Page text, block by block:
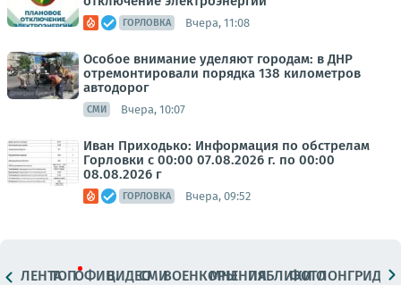
ГОРЛОВКА Вчера, 11:08
Особое внимание уделяют городам: в ДНР
отремонтировали порядка 138 километров
автодорог
СМИ Вчера, 10:07
Иван Приходько: Информация по обстрелам
Горловки с 00:00 07.08.2026 г. по 00:00
08.08.2026 г
ГОРЛОВКА Вчера, 09:52
ЛЕНТАТОПОФИЦ.ВИДЕОСМИВОЕНКОРЫМНЕНИЯПАБЛИКИ
ФОТОЛОНГРИДЫ